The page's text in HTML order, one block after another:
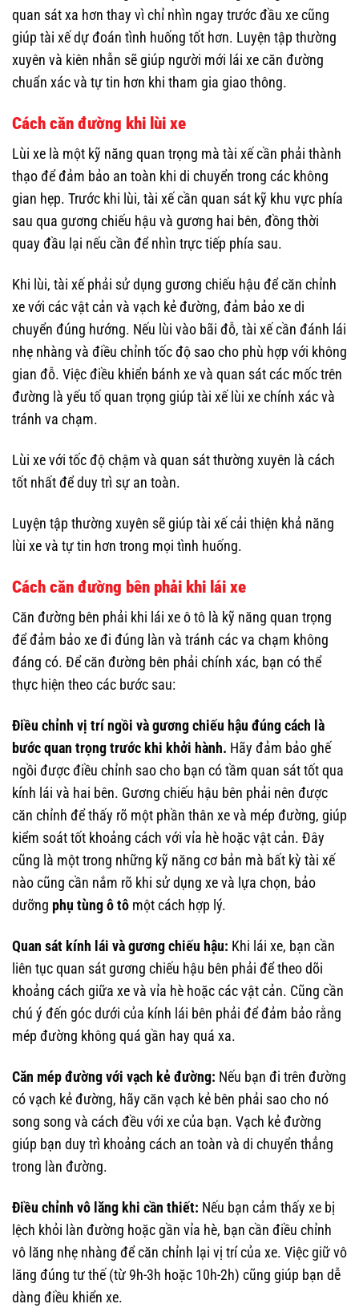
quan sát xa hơn thay vì chỉ nhìn ngay trước đầu xe cũng
giúp tài xế dự đoán tình huống tốt hơn. Luyện tập thường
xuyên và kiên nhẫn sẽ giúp người mới lái xe căn đường
chuẩn xác và tự tin hơn khi tham gia giao thông.
Cách căn đường khi lùi xe
Lùi xe là một kỹ năng quan trọng mà tài xế cần phải thành
thạo để đảm bảo an toàn khi di chuyển trong các không
gian hẹp. Trước khi lùi, tài xế cần quan sát kỹ khu vực phía
sau qua gương chiếu hậu và gương hai bên, đồng thời
quay đầu lại nếu cần để nhìn trực tiếp phía sau.
Khi lùi, tài xế phải sử dụng gương chiếu hậu để căn chỉnh
xe với các vật cản và vạch kẻ đường, đảm bảo xe di
chuyển đúng hướng. Nếu lùi vào bãi đỗ, tài xế cần đánh lái
nhẹ nhàng và điều chỉnh tốc độ sao cho phù hợp với không
gian đỗ. Việc điều khiển bánh xe và quan sát các mốc trên
đường là yếu tố quan trọng giúp tài xế lùi xe chính xác và
tránh va chạm.
Lùi xe với tốc độ chậm và quan sát thường xuyên là cách
tốt nhất để duy trì sự an toàn.
Luyện tập thường xuyên sẽ giúp tài xế cải thiện khả năng
lùi xe và tự tin hơn trong mọi tình huống.
Cách căn đường bên phải khi lái xe
Căn đường bên phải khi lái xe ô tô là kỹ năng quan trọng
để đảm bảo xe đi đúng làn và tránh các va chạm không
đáng có. Để căn đường bên phải chính xác, bạn có thể
thực hiện theo các bước sau:
Điều chỉnh vị trí ngồi và gương chiếu hậu đúng cách là
bước quan trọng trước khi khởi hành. Hãy đảm bảo ghế
ngồi được điều chỉnh sao cho bạn có tầm quan sát tốt qua
kính lái và hai bên. Gương chiếu hậu bên phải nên được
căn chỉnh để thấy rõ một phần thân xe và mép đường, giúp
kiểm soát tốt khoảng cách với vỉa hè hoặc vật cản. Đây
cũng là một trong những kỹ năng cơ bản mà bất kỳ tài xế
nào cũng cần nắm rõ khi sử dụng xe và lựa chọn, bảo
dưỡng phụ tùng ô tô một cách hợp lý.
Quan sát kính lái và gương chiếu hậu: Khi lái xe, bạn cần
liên tục quan sát gương chiếu hậu bên phải để theo dõi
khoảng cách giữa xe và vỉa hè hoặc các vật cản. Cũng cần
chú ý đến góc dưới của kính lái bên phải để đảm bảo rằng
mép đường không quá gần hay quá xa.
Căn mép đường với vạch kẻ đường: Nếu bạn đi trên đường
có vạch kẻ đường, hãy căn vạch kẻ bên phải sao cho nó
song song và cách đều với xe của bạn. Vạch kẻ đường
giúp bạn duy trì khoảng cách an toàn và di chuyển thẳng
trong làn đường.
Điều chỉnh vô lăng khi cần thiết: Nếu bạn cảm thấy xe bị
lệch khỏi làn đường hoặc gần vỉa hè, bạn cần điều chỉnh
vô lăng nhẹ nhàng để căn chỉnh lại vị trí của xe. Việc giữ vô
lăng đúng tư thế (từ 9h-3h hoặc 10h-2h) cũng giúp bạn dễ
dàng điều khiển xe.